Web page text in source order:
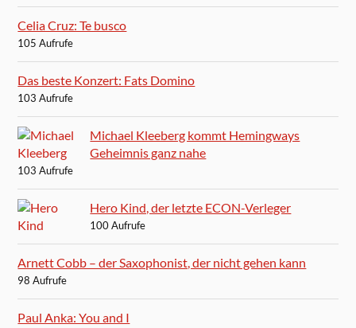
Celia Cruz: Te busco
105 Aufrufe
Das beste Konzert: Fats Domino
103 Aufrufe
Michael Kleeberg kommt Hemingways
Geheimnis ganz nahe
103 Aufrufe
Hero Kind, der letzte ECON-Verleger
100 Aufrufe
Arnett Cobb – der Saxophonist, der nicht gehen kann
98 Aufrufe
Paul Anka: You and I